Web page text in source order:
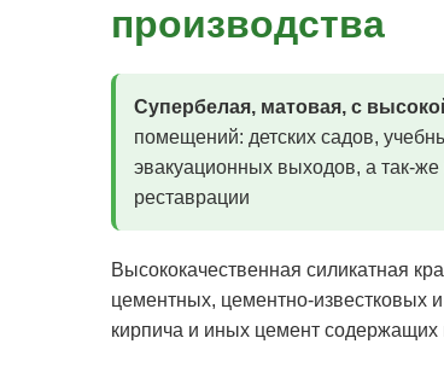
производства
Супербелая, матовая, с
помещений: детских садов,
эвакуационныx выходов, а так-
реставрации
Высококачественная силикатная
цементных, цементно-известковых
кирпича и иных цемент содержащих